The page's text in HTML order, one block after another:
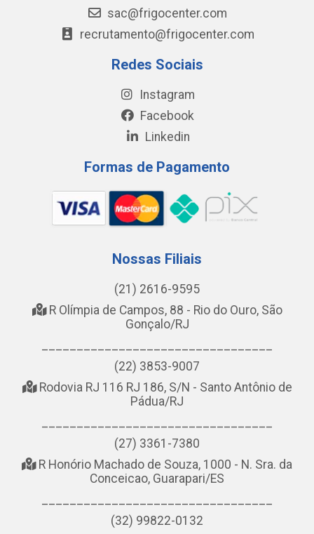
sac@frigocenter.com
recrutamento@frigocenter.com
Redes Sociais
Instagram
Facebook
Linkedin
Formas de Pagamento
Nossas Filiais
(21) 2616-9595
R Olímpia de Campos, 88 - Rio do Ouro, São
Gonçalo/RJ
(22) 3853-9007
Rodovia RJ 116 RJ 186, S/N - Santo Antônio de
Pádua/RJ
(27) 3361-7380
R Honório Machado de Souza, 1000 - N. Sra. da
Conceicao, Guarapari/ES
(32) 99822-0132